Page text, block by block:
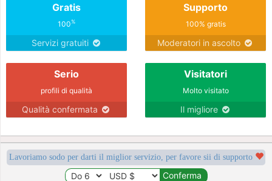
Gratis
100%
Servizi gratuiti
Supporto
100% gratis
Moderatori in ascolto
Serio
profili di qualità
Qualità confermata
Visitatori
Molto visitato
Il migliore
Lavoriamo sodo per darti il miglior servizio, per favore sii di supporto